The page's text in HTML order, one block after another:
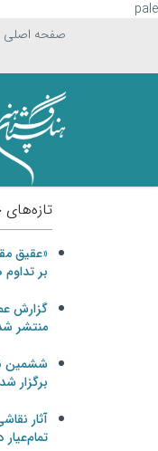
pale
صفحه اصلی
«عقیق
بر
منتشر
ششمین
برگزار شد
آثار